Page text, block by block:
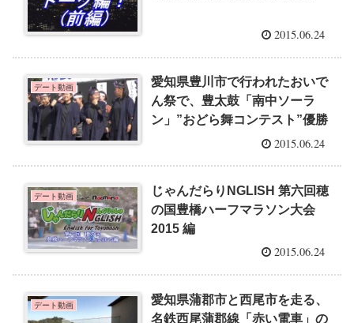
2015.06.24
デート動画
愛知県豊川市で行われたおいで
ん祭で、豊太鼓「南中ソーラ
ン」”おどら舞コンテスト”優勝
2015.06.24
デート動画
じゃんだらりNGLISH 第六回穂
の国豊橋ハーフマラソン大会
2015 編
2015.06.24
デート動画
愛知県蒲郡市と西尾市を走る、
名鉄西尾蒲郡線「赤い電車」の